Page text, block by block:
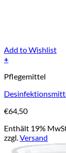
Add to Wishlist
+
Pflegemittel
€64,50
Enthält 19%
zzgl.Versand